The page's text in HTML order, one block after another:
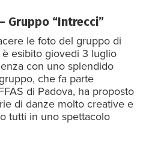
Gruppo “Intrecci”
le foto del gruppo di
è esibito giovedi 3 luglio
con uno splendido
che fa parte
di Padova, ha proposto
di danze molto creative e
tutti in uno spettacolo